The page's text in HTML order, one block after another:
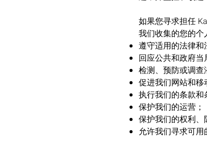
如果您寻求担任
我们收集的您的个
遵守适用的法律和
回应公共和政府当
检测、预防或调查
促进我们网站和移
执行我们的条款和
保护我们的运营；
保护我们的权利
允许我们寻求可用